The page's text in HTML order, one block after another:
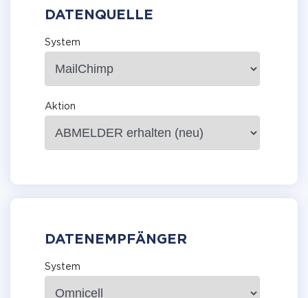
DATENQUELLE
System
Aktion
DATENEMPFÄNGER
System